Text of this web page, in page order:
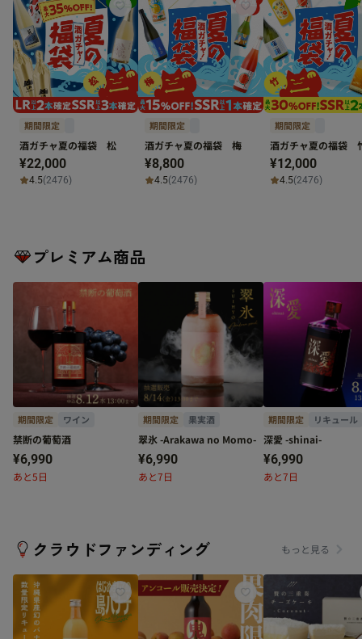
期間限定
酒ガチャ夏の福袋 松
¥22,000
4.5(2476)
期間限定
酒ガチャ夏の福袋 梅
¥8,800
4.5(2476)
期間限定
酒ガチャ夏の福袋
¥12,000
4.5(2476)
プレミアム商品
期間限定 ワイン
禁断の葡萄酒
¥6,990
あと5日
期間限定 果実酒
翠氷 -Arakawa no Momo-
¥6,990
あと7日
期間限定 リキュール
深愛 -shinai-
¥6,990
あと7日
クラウドファンディング もっと見る